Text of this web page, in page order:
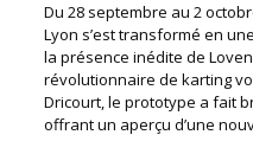
Du 28 septembre au 2
Lyon s’est transformé en
la présence inédite de
révolutionnaire de karting
Dricourt, le prototype a fait
offrant un aperçu d’une